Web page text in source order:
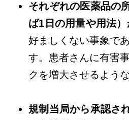
それぞれの医薬品の
ば1日の用量や用法
好ましくない事象で
す。患者さんに有害
クを増大させるよう
規制当局から承認さ